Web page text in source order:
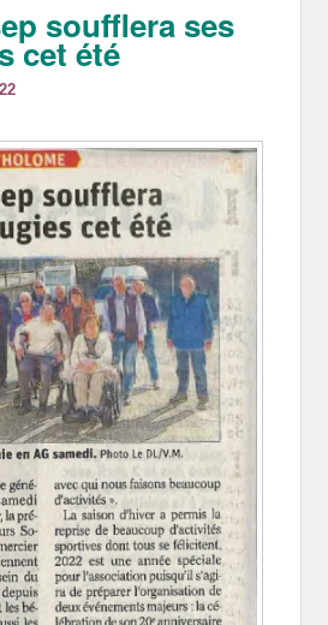
soufflera ses
cet été